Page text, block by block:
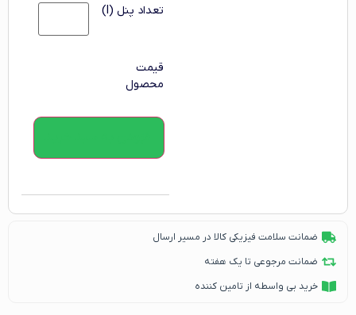
تعداد پنل (l)
قیمت
محصول
ضمانت سلامت فیزیکی کالا در مسیر ارسال
ضمانت مرجوعی تا یک هفته
خرید بی واسطه از تامین کننده